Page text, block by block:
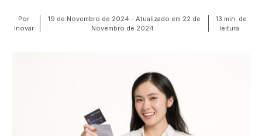
Por
Inovar
19 de Novembro de 2024 - Atualizado em 22 de
Novembro de 2024
13 min. de
leitura